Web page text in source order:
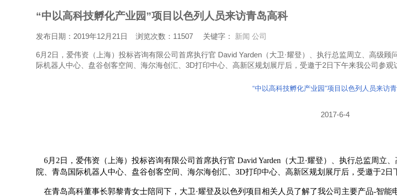
“中以高科技孵化产业园”项目以色列人员来访青岛高科
发布日期： 2019年12月21日 浏览次数： 11507 关键字： 新闻 公司
6月2日，爱伟资（上海）投标咨询有限公司首席执行官 David Yarden（大卫·耀登）、执行总监周立、高级
际机器人中心、盘谷创客空间、海尔海创汇、3D打印中心、高新区规划展厅后，受邀于2日下午来我公司参观
“中以高科技孵化产业园”项目以色列人员来访
2017-6-4
6月 2 日，爱伟资（上海）投标咨询有限公司首席执行官 David Yarden （大卫·耀登）、执行总监周立
院、青岛国际机器人中心、盘谷创客空间、海尔海创汇、 3D打印中心、高新区规划展厅后，受邀于2 日
在青岛高科董事长郭黎青女士陪同下，大卫·耀登及以色列项目相关人员了解了我公司主要产品-智能